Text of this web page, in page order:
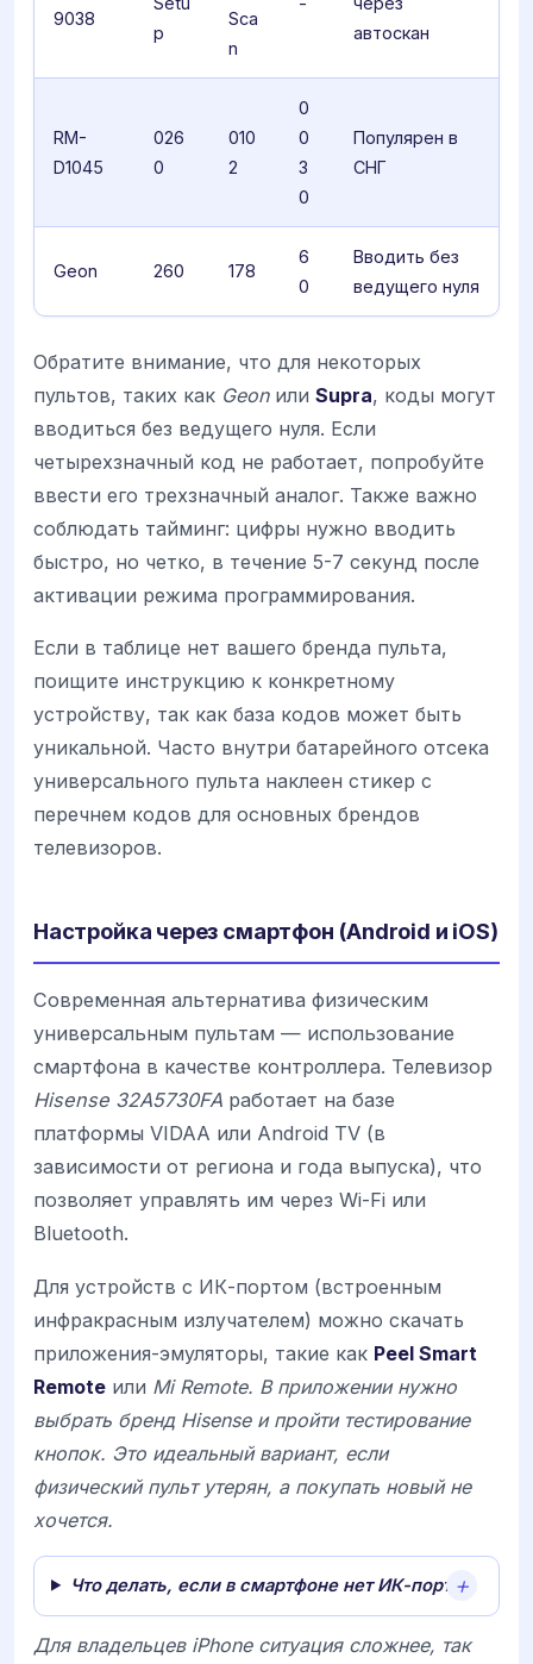
9038
p
Sca
n
автоскан
RM-
D1045
026
0
010
2
0
0
3
0
Популярен в
СНГ
Geon 260 178
6
0
Вводить без
ведущего нуля
Обратите внимание, что для некоторых
пультов, таких как Geonили Supra, коды могут
вводиться без ведущего нуля. Если
четырехзначный код не работает, попробуйте
ввести его трехзначный аналог. Также важно
соблюдать тайминг: цифры нужно вводить
быстро, но четко, в течение 5-7 секунд после
активации режима программирования.
Если в таблице нет вашего бренда пульта,
поищите инструкцию к конкретному
устройству, так как база кодов может быть
уникальной. Часто внутри батарейного отсека
универсального пульта наклеен стикер с
перечнем кодов для основных брендов
телевизоров.
Настройка через смартфон (Android и iOS)
Современная альтернатива физическим
универсальным пультам — использование
смартфона в качестве контроллера. Телевизор
Hisense 32A5730FA работает на базе
платформы VIDAA или Android TV (в
зависимости от региона и года выпуска), что
позволяет управлять им через Wi-Fi или
Bluetooth.
Для устройств с ИК-портом (встроенным
инфракрасным излучателем) можно скачать
приложения-эмуляторы, такие как Peel Smart
Remote или Mi Remote. В приложении нужно
выбрать бренд Hisenseи пройти тестирование
кнопок. Это идеальный вариант, если
физический пульт утерян, а покупать новый не
хочется.
Что делать, если в смартфоне нет ИК-порта?
Для владельцев iPhone ситуация сложнее, так